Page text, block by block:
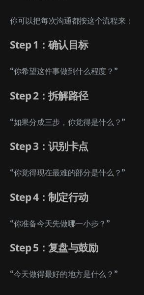
你可以把每次沟通都按这个流程来：
Step 1：确认目标
“你希望这件事做到什么程度？”
Step 2：拆解路径
“如果分成三步，你觉得是什么？”
Step 3：识别卡点
“你觉得现在最难的部分是什么？”
Step 4：制定行动
“你准备今天先做哪一小步？”
Step 5：复盘与鼓励
“今天做得最好的地方是什么？”